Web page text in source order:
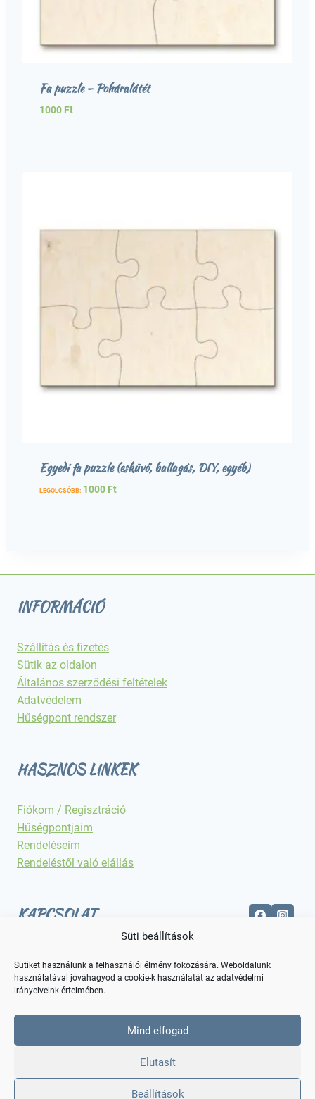
Süti beállítások
Sütiket használunk a felhasználói élmény fokozására. Weboldalunk
használatával jóváhagyod a cookie-k használatát az adatvédelmi
irányelveink értelmében.
Mind elfogad
Elutasít
Beállítások
Fa puzzle – Poháralátét
1000 Ft
Egyedi fa puzzle (esküvő, ballagás, DIY, egyéb)
LEGOLCSÓBB: 1000 Ft
INFORMÁCIÓ
Szállítás és fizetés
Sütik az oldalon
Általános szerződési feltételek
Adatvédelem
Hűségpont rendszer
HASZNOS LINKEK
Fiókom / Regisztráció
Hűségpontjaim
Rendeléseim
Rendeléstől való elállás
KAPCSOLAT